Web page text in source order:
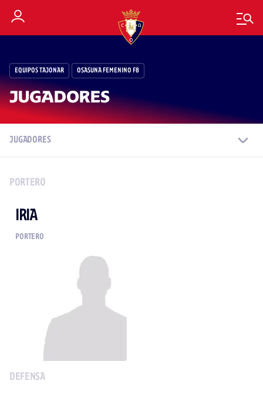
EQUIPOS TAJONAR OSASUNA FEMENINO F8
JUGADORES
JUGADORES
PORTERO
IRIA
PORTERO
DEFENSA